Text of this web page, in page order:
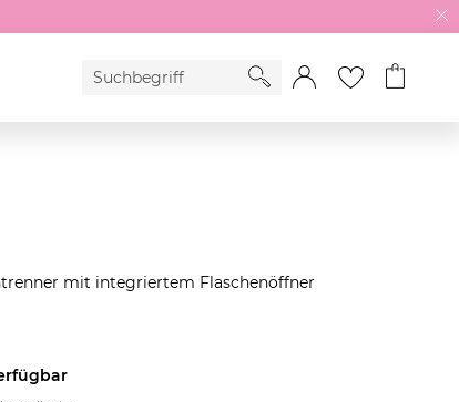
mit integriertem Flaschenöffner